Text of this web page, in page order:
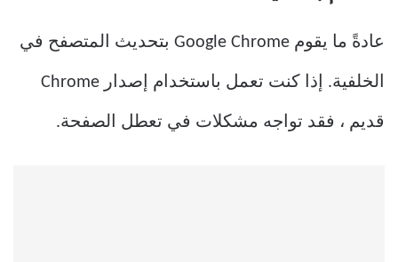
عادةً ما يقوم Google Chrome بتحديث المتصفح في
الخلفية. إذا كنت تعمل باستخدام إصدار Chrome
قديم ، فقد تواجه مشكلات في تعطل الصفحة.